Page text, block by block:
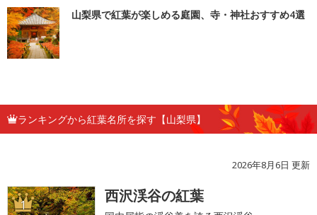
山梨県で紅葉が楽しめる庭園、寺・神社おすすめ4選
ランキングから紅葉名所を探す【山梨県】
2026年8月6日 更新
1 西沢渓谷の紅葉